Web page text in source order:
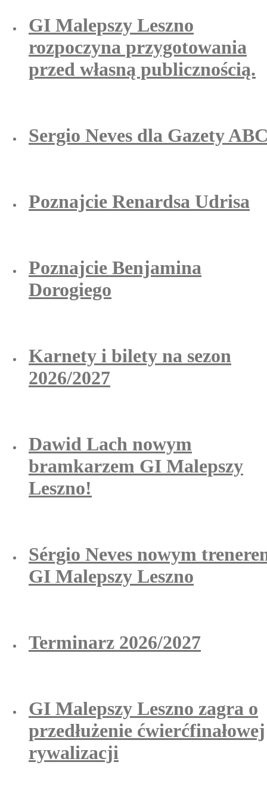
GI Malepszy Leszno
rozpoczyna przygotowania
przed własną publicznością.
Sergio Neves dla Gazety
Poznajcie Renardsa Udrisa
Poznajcie Benjamina
Dorogiego
Karnety i bilety na sezon
2026/2027
Dawid Lach nowym
bramkarzem GI Malepszy
Leszno!
Sérgio Neves nowym
GI Malepszy Leszno
Terminarz 2026/2027
GI Malepszy Leszno zagra o
przedłużenie ćwierćfinałowej
rywalizacji